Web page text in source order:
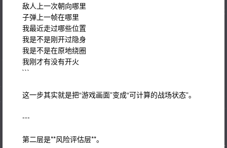
敌人上一次朝向哪里
子弹上一帧在哪里
我最近走过哪些位置
我是不是刚开过隐身
我是不是在原地绕圈
我刚才有没有开火
```
这一步其实就是把“游戏画面”变成“可计算的战场状态”。
---
第二层是**风险评估层**。